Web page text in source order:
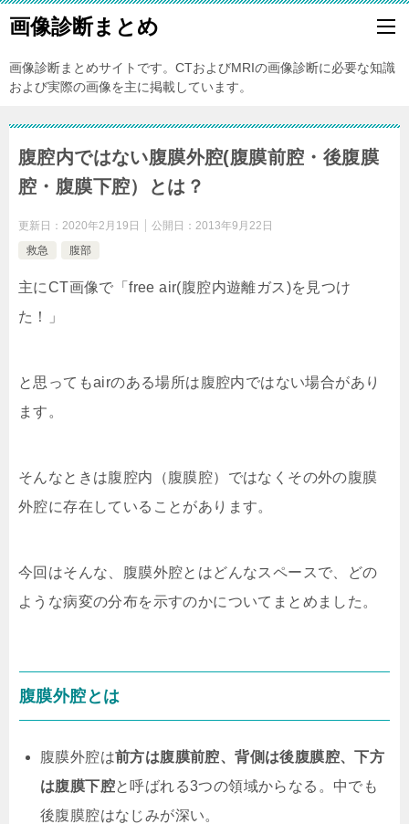
画像診断まとめ
画像診断まとめサイトです。CTおよびMRIの画像診断に必要な知識
および実際の画像を主に掲載しています。
腹腔内ではない腹膜外腔(腹膜前腔・後腹膜
腔・腹膜下腔）とは？
更新日： 2020年2月19日 公開日： 2013年9月22日
救急
腹部
主にCT画像で「free air(腹腔内遊離ガス)を見つけ
た！」
と思ってもairのある場所は腹腔内ではない場合があり
ます。
そんなときは腹腔内（腹膜腔）ではなくその外の腹膜
外腔に存在していることがあります。
今回はそんな、腹膜外腔とはどんなスペースで、どの
ような病変の分布を示すのかについてまとめました。
腹膜外腔とは
腹膜外腔は前方は腹膜前腔、背側は後腹膜腔、下方
は腹膜下腔と呼ばれる3つの領域からなる。中でも
後腹膜腔はなじみが深い。